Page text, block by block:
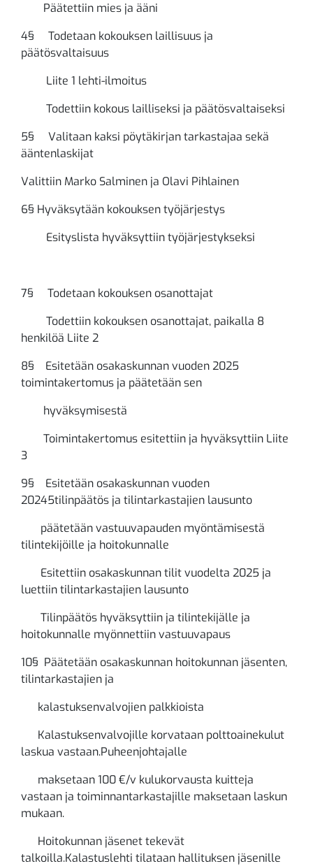
Päätettiin mies ja ääni
4§ Todetaan kokouksen laillisuus ja
päätösvaltaisuus
Liite 1 lehti-ilmoitus
Todettiin kokous lailliseksi ja päätösvaltaiseksi
5§ Valitaan kaksi pöytäkirjan tarkastajaa sekä
ääntenlaskijat
Valittiin Marko Salminen ja Olavi Pihlainen
6§ Hyväksytään kokouksen työjärjestys
Esityslista hyväksyttiin työjärjestykseksi
7§ Todetaan kokouksen osanottajat
Todettiin kokouksen osanottajat, paikalla 8
henkilöä Liite 2
8§ Esitetään osakaskunnan vuoden 2025
toimintakertomus ja päätetään sen
hyväksymisestä
Toimintakertomus esitettiin ja hyväksyttiin Liite
3
9§ Esitetään osakaskunnan vuoden
20245tilinpäätös ja tilintarkastajien lausunto
päätetään vastuuvapauden myöntämisestä
tilintekijöille ja hoitokunnalle
Esitettiin osakaskunnan tilit vuodelta 2025 ja
luettiin tilintarkastajien lausunto
Tilinpäätös hyväksyttiin ja tilintekijälle ja
hoitokunnalle myönnettiin vastuuvapaus
10§ Päätetään osakaskunnan hoitokunnan jäsenten,
tilintarkastajien ja
kalastuksenvalvojien palkkioista
Kalastuksenvalvojille korvataan polttoainekulut
laskua vastaan.Puheenjohtajalle
maksetaan 100 €/v kulukorvausta kuitteja
vastaan ja toiminnantarkastajille maksetaan laskun
mukaan.
Hoitokunnan jäsenet tekevät
talkoilla.Kalastuslehti tilataan hallituksen jäsenille